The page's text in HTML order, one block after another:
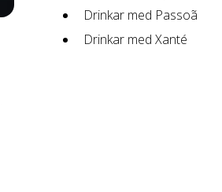
Drinkar med Passoã
Drinkar med Xanté